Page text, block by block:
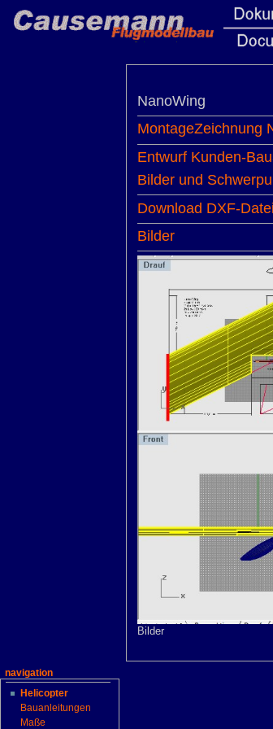
NanoWing
MontageZeichnung
Entwurf Kunden-
Bilder und
Download DXF-
Bilder
Bilder
navigation
Helicopter
Bauanleitungen
Maße